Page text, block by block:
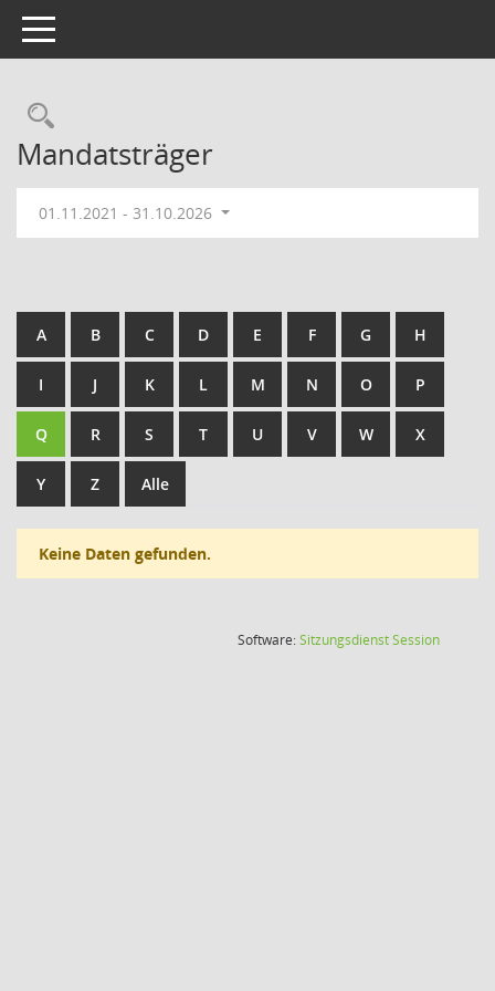
Toggle navigation
Rechercheauswahl
Mandatsträger
01.11.2021 - 31.10.2026
A B C D E F G H
I J K L M N O P
Q R S T U V W X
Y Z Alle
Keine Daten gefunden.
Software:SitzungsdienstSession(Wird in